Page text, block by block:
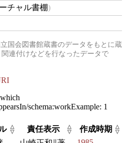
チャル書棚
国会図書館蔵書のデータをもとに蔵
連付けなどを行なったデータで
schema:workExample: 1
△
▽
責任表示
△
▽
作成時期
△
▽